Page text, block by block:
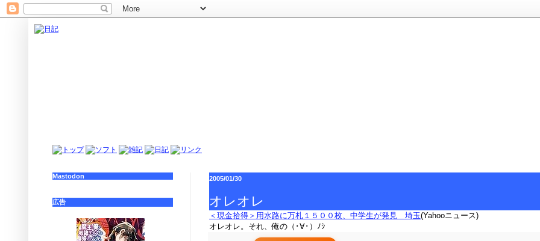
2005/01/30
オレオレ
＜現金拾得＞用水路に万札１５００枚、中学生が発見 埼玉(Yahooニュース)
オレオレ。それ、俺の（･∀･）ﾉｼ
Mastodon
広告